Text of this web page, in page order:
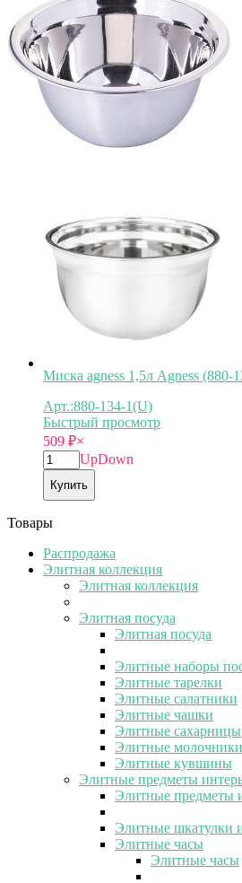
Миска agness 1,5л Agness (880-
Арт.:880-134-1(U)
Быстрый просмотр
509 ₽×
UpDown
Купить
Товары
Распродажа
Элитная коллекция
Элитная коллекция
Элитная посуда
Элитная посуда
Элитные наборы
Элитные тарелки
Элитные салатники
Элитные чашки
Элитные сахарницы
Элитные молочники
Элитные кувшины
Элитные предметы
Элитные предметы
Элитные шкатулки
Элитные часы
Элитные часы